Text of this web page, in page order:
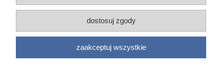
Wszelkie Prawa Zastrzeżone 2015-2025
Sklep internetowy Shoper.pl
dostosuj zgody
zaakceptuj wszystkie